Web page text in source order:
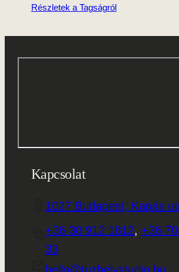
Részletek a Tagságról
Kapcsolat
1027 Budapest, Kapás
+36 30 912 1812, +36
33